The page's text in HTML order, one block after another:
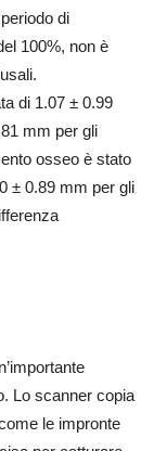
di
100%, non è
di 1.07 ± 0.99
mm per gli
osseo è stato
± 0.89 mm per gli
Lo scanner copia
le impronte